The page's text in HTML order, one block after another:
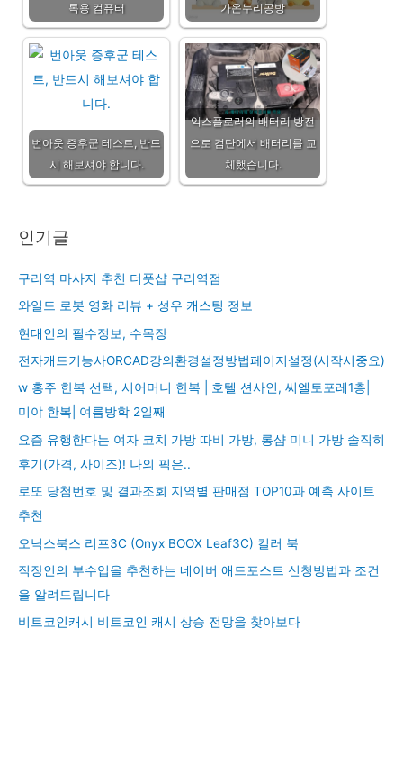
톡용 컴퓨터
가온누리공방
번아웃 증후군 테스트, 반드
시 해보셔야 합니다.
익스플로러의 배터리 방전
으로 검단에서 배터리를 교
체했습니다.
인기글
구리역 마사지 추천 더풋샵 구리역점
와일드 로봇 영화 리뷰 + 성우 캐스팅 정보
현대인의 필수정보, 수목장
전자캐드기능사ORCAD강의환경설정방법페이지설정(시작시중요)
w 홍주 한복 선택, 시어머니 한복 | 호텔 션사인, 씨엘토포레1층|
미야 한복| 여름방학 2일째
요즘 유행한다는 여자 코치 가방 따비 가방, 롱샴 미니 가방 솔직히
후기(가격, 사이즈)! 나의 픽은..
로또 당첨번호 및 결과조회 지역별 판매점 TOP10과 예측 사이트
추천
오닉스북스 리프3C (Onyx BOOX Leaf3C) 컬러 북
직장인의 부수입을 추천하는 네이버 애드포스트 신청방법과 조건
을 알려드립니다
비트코인캐시 비트코인 캐시 상승 전망을 찾아보다